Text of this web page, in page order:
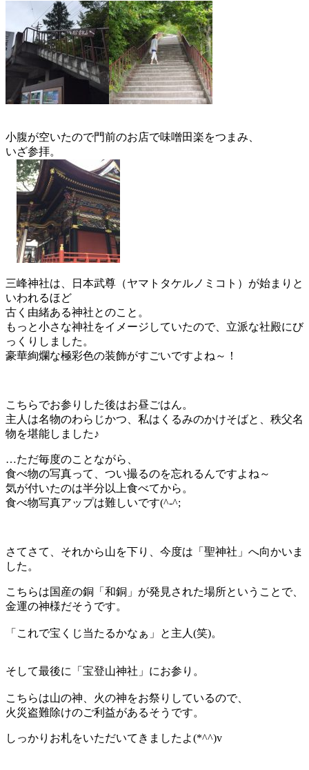
小腹が空いたので門前のお店で味噌田楽をつまみ、
いざ参拝。
三峰神社は、日本武尊（ヤマトタケルノミコト）が始まりと
いわれるほど
古く由緒ある神社とのこと。
もっと小さな神社をイメージしていたので、立派な社殿にび
っくりしました。
豪華絢爛な極彩色の装飾がすごいですよね～！
こちらでお参りした後はお昼ごはん。
主人は名物のわらじかつ、私はくるみのかけそばと、秩父名
物を堪能しました♪
…ただ毎度のことながら、
食べ物の写真って、つい撮るのを忘れるんですよね～
気が付いたのは半分以上食べてから。
食べ物写真アップは難しいです(^-^;
さてさて、それから山を下り、今度は「聖神社」へ向かいま
した。
こちらは国産の銅「和銅」が発見された場所ということで、
金運の神様だそうです。
「これで宝くじ当たるかなぁ」と主人(笑)。
そして最後に「宝登山神社」にお参り。
こちらは山の神、火の神をお祭りしているので、
火災盗難除けのご利益があるそうです。
しっかりお札をいただいてきましたよ(*^^)v